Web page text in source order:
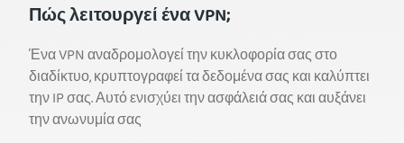
Πώς λειτουργεί ένα VPN;
Ένα VPN αναδρομολογεί την κυκλοφορία σας στο
διαδίκτυο, κρυπτογραφεί τα δεδομένα σας και καλύπτει
την IP σας. Αυτό ενισχύει την ασφάλειά σας και αυξάνει
την ανωνυμία σας